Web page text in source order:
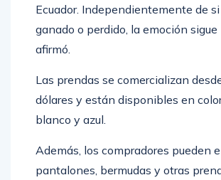
Ecuador. Independientemente de
ganado o perdido, la emoción sigue
afirmó.
Las prendas se comercializan
dólares y están disponibles en
blanco y azul.
Además, los compradores pueden
pantalones, bermudas y otras